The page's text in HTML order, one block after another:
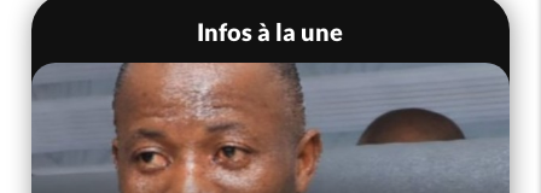
Infos à la une